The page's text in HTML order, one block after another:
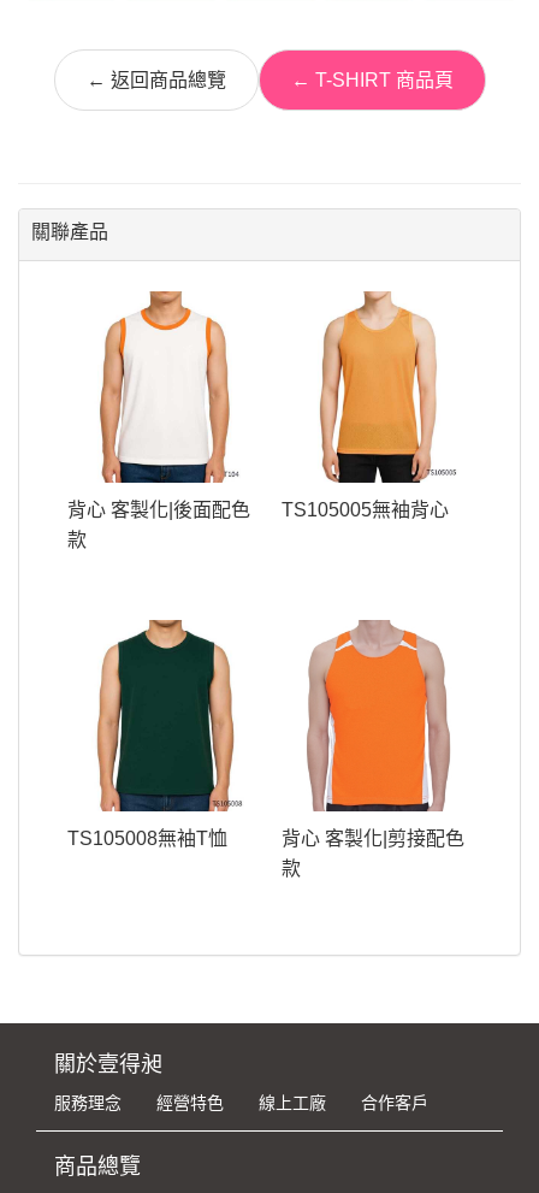
← 返回商品總覽 ← T-SHIRT 商品頁
關聯產品
背心 客製化|後面配色
款
TS105005無袖背心
TS105008無袖T恤
背心 客製化|剪接配色
款
關於壹得昶
服務理念 經營特色 線上工廠 合作客戶
商品總覽